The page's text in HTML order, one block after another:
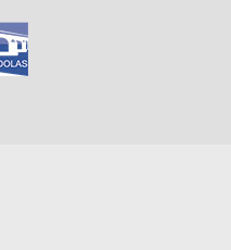
fermer